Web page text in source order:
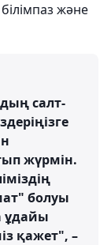
және
салт-
жүрмін.
болуы
ұдайы
қажет", –